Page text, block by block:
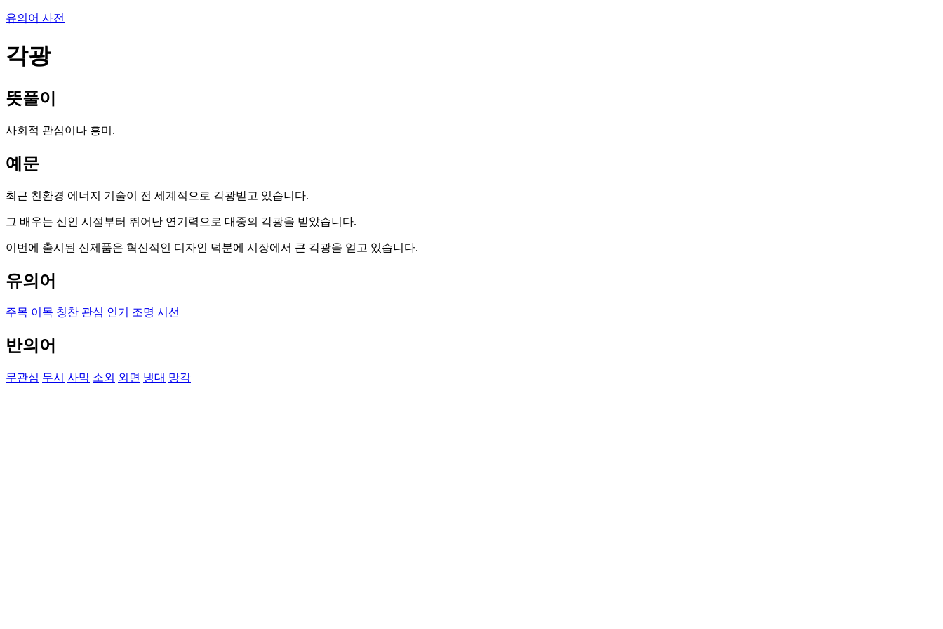
유의어 사전
각광
뜻풀이
사회적 관심이나 흥미.
예문
최근 친환경 에너지 기술이 전 세계적으로 각광받고 있습니다.
그 배우는 신인 시절부터 뛰어난 연기력으로 대중의 각광을 받았습니다.
이번에 출시된 신제품은 혁신적인 디자인 덕분에 시장에서 큰 각광을 얻고 있습니다.
유의어
주목 이목 칭찬 관심 인기 조명 시선
반의어
무관심 무시 사막 소외 외면 냉대 망각